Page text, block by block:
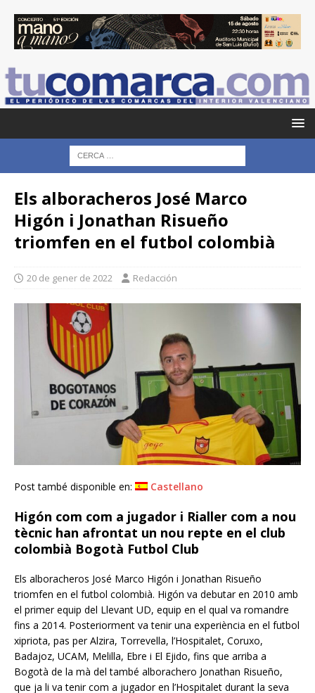
Els alboracheros José Marco
Higón i Jonathan Risueño
triomfen en el futbol colombià
20 de gener de 2022 Redacción
Post també disponible en: Castellano
Higón com com a jugador i Rialler com a nou
tècnic han afrontat un nou repte en el club
colombià Bogotà Futbol Club
Els alboracheros José Marco Higón i Jonathan Risueño
triomfen en el futbol colombià. Higón va debutar en 2010 amb
el primer equip del Llevant UD, equip en el qual va romandre
fins a 2014. Posteriorment va tenir una experiència en el futbol
xipriota, pas per Alzira, Torrevella, l’Hospitalet, Coruxo,
Badajoz, UCAM, Melilla, Ebre i El Ejido, fins que arriba a
Bogotà de la mà del també alborachero Jonathan Risueño,
que ja li va tenir com a jugador en l’Hospitalet durant la seva